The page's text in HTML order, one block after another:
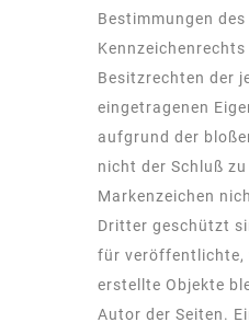
Bestimmungen
Kennzeichenrechts
Besitzrechten der
eingetragenen
aufgrund der
nicht der Schluß
Markenzeichen
Dritter geschützt
für veröffentlichte,
erstellte Objekte
Autor der Seiten.